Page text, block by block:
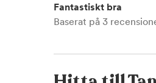
Fantastiskt bra
Baserat på 3